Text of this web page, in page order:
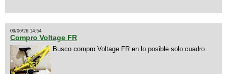
09/06/26 14:54
Compro Voltage FR
Busco compro Voltage FR en lo posible solo cuadro.